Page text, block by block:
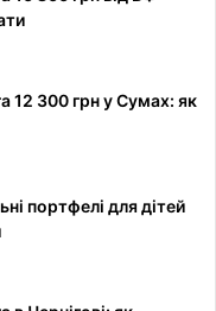
12 300 грн у Сумах: як
портфелі для дітей